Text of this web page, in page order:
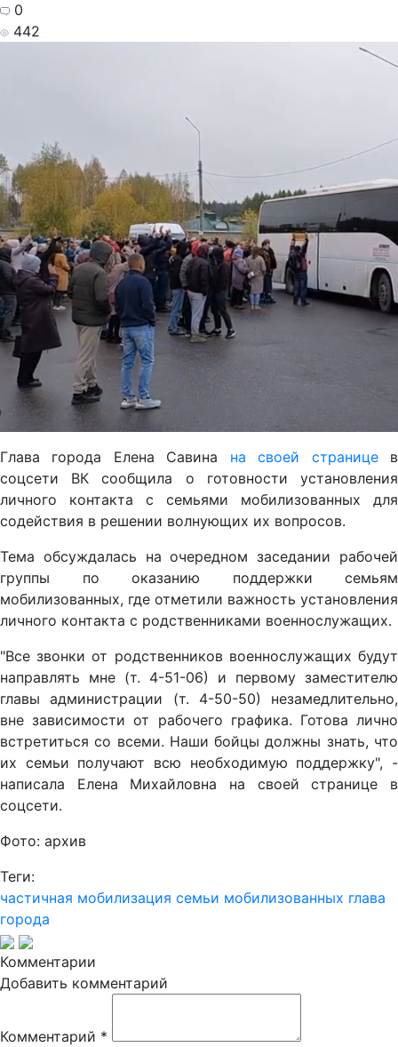
0
442
Глава города Елена Савина на своей страницев
соцсети ВК сообщила о готовности установления
личного контакта с семьями мобилизованных для
содействия в решении волнующих их вопросов.
Тема обсуждалась на очередном заседании рабочей
группы по оказанию поддержки семьям
мобилизованных, где отметили важность установления
личного контакта с родственниками военнослужащих.
"Все звонки от родственников военнослужащих будут
направлять мне (т. 4-51-06) и первому заместителю
главы администрации (т. 4-50-50) незамедлительно,
вне зависимости от рабочего графика. Готова лично
встретиться со всеми. Наши бойцы должны знать, что
их семьи получают всю необходимую поддержку", -
написала Елена Михайловна на своей странице в
соцсети.
Фото: архив
Теги:
частичная мобилизация семьи мобилизованных глава
города
Комментарии
Добавить комментарий
Комментарий *